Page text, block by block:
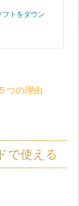
トをダウン
つの理由
で使える